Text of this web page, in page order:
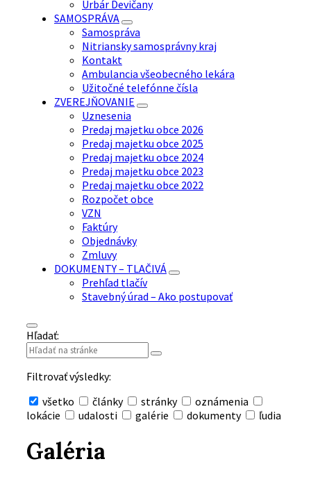
Urbár Devičany
SAMOSPRÁVA
Samospráva
Nitriansky samosprávny kraj
Kontakt
Ambulancia všeobecného lekára
Užitočné telefónne čísla
ZVEREJŇOVANIE
Uznesenia
Predaj majetku obce 2026
Predaj majetku obce 2025
Predaj majetku obce 2024
Predaj majetku obce 2023
Predaj majetku obce 2022
Rozpočet obce
VZN
Faktúry
Objednávky
Zmluvy
DOKUMENTY – TLAČIVÁ
Prehľad tlačív
Stavebný úrad – Ako postupovať
Hľadať:
Filtrovať výsledky:
všetko
články stránky
oznámenia
lokácie
udalosti galérie dokumenty ľudia
vyhľadávanie
Galéria